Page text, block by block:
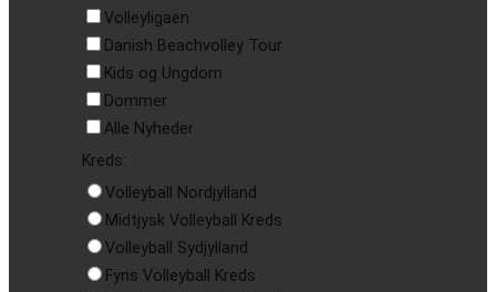
Volleyligaen
Danish Beachvolley Tour
Kids og Ungdom
Dommer
Alle Nyheder
Kreds:
Volleyball Nordjylland
Midtjysk Volleyball Kreds
Volleyball Sydjylland
Fyns Volleyball Kreds